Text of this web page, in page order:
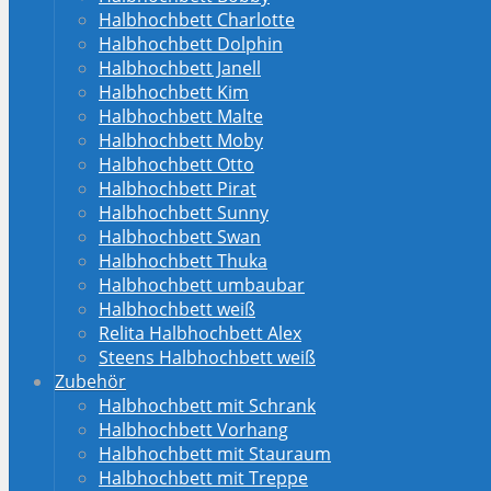
Halbhochbett Charlotte
Halbhochbett Dolphin
Halbhochbett Janell
Halbhochbett Kim
Halbhochbett Malte
Halbhochbett Moby
Halbhochbett Otto
Halbhochbett Pirat
Halbhochbett Sunny
Halbhochbett Swan
Halbhochbett Thuka
Halbhochbett umbaubar
Halbhochbett weiß
Relita Halbhochbett Alex
Steens Halbhochbett weiß
Zubehör
Halbhochbett mit Schrank
Halbhochbett Vorhang
Halbhochbett mit Stauraum
Halbhochbett mit Treppe